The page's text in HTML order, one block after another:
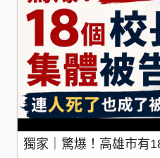
獨家｜驚爆！高雄市有